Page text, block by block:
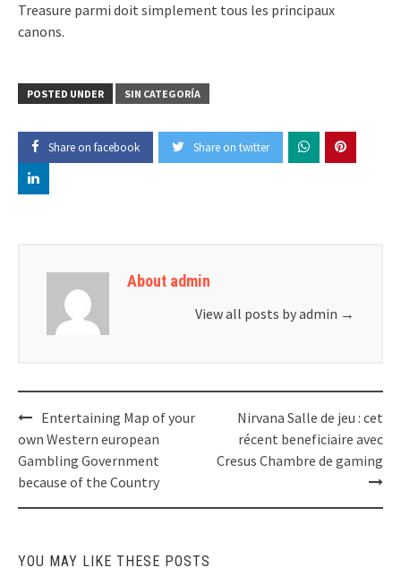
Treasure parmi doit simplement tous les principaux
canons.
POSTED UNDER SIN CATEGORÍA
Share on facebook Share on twitter
About admin
View all posts by admin →
Post
navigation
Entertaining Map of your
own Western european
Gambling Government
because of the Country
Nirvana Salle de jeu : cet
récent beneficiaire avec
Cresus Chambre de gaming
YOU MAY LIKE THESE POSTS